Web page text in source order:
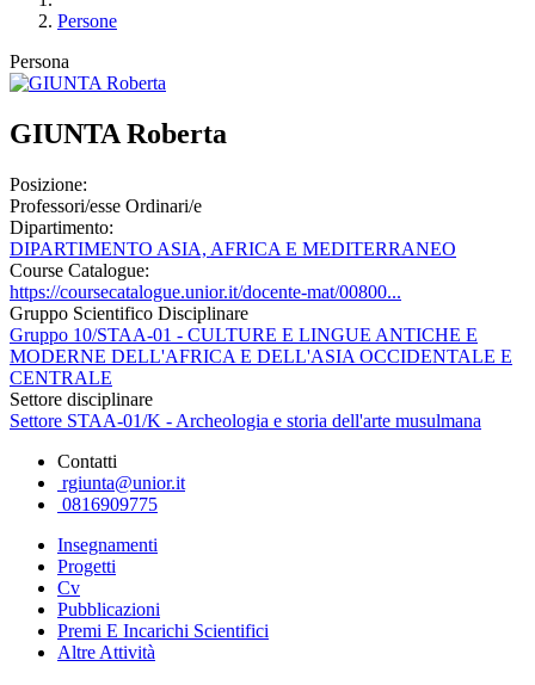
Persone
Persona
GIUNTA Roberta
Posizione:
Professori/esse Ordinari/e
Dipartimento:
DIPARTIMENTO ASIA, AFRICA E MEDITERRANEO
Course Catalogue:
https://coursecatalogue.unior.it/docente-mat/00800...
Gruppo Scientifico Disciplinare
Gruppo 10/STAA-01 - CULTURE E LINGUE ANTICHE E
MODERNE DELL'AFRICA E DELL'ASIA OCCIDENTALE E
CENTRALE
Settore disciplinare
Settore STAA-01/K - Archeologia e storia dell'arte musulmana
Contatti
rgiunta@unior.it
0816909775
Insegnamenti
Progetti
Cv
Pubblicazioni
Premi E Incarichi Scientifici
Altre Attività